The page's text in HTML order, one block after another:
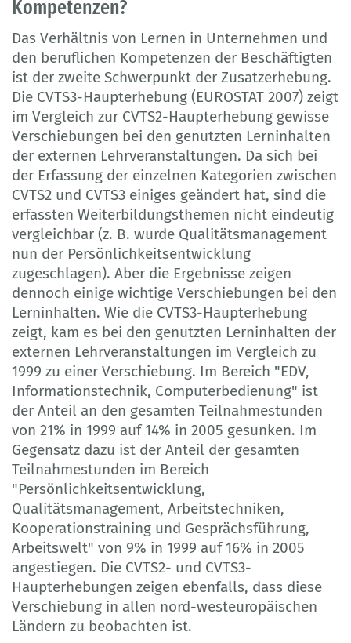
Kompetenzen?
Das Verhältnis von Lernen in Unternehmen und
den beruflichen Kompetenzen der Beschäftigten
ist der zweite Schwerpunkt der Zusatzerhebung.
Die CVTS3-Haupterhebung (EUROSTAT 2007) zeigt
im Vergleich zur CVTS2-Haupterhebung gewisse
Verschiebungen bei den genutzten Lerninhalten
der externen Lehrveranstaltungen. Da sich bei
der Erfassung der einzelnen Kategorien zwischen
CVTS2 und CVTS3 einiges geändert hat, sind die
erfassten Weiterbildungsthemen nicht eindeutig
vergleichbar (z. B. wurde Qualitätsmanagement
nun der Persönlichkeitsentwicklung
zugeschlagen). Aber die Ergebnisse zeigen
dennoch einige wichtige Verschiebungen bei den
Lerninhalten. Wie die CVTS3-Haupterhebung
zeigt, kam es bei den genutzten Lerninhalten der
externen Lehrveranstaltungen im Vergleich zu
1999 zu einer Verschiebung. Im Bereich "EDV,
Informationstechnik, Computerbedienung" ist
der Anteil an den gesamten Teilnahmestunden
von 21% in 1999 auf 14% in 2005 gesunken. Im
Gegensatz dazu ist der Anteil der gesamten
Teilnahmestunden im Bereich
"Persönlichkeitsentwicklung,
Qualitätsmanagement, Arbeitstechniken,
Kooperationstraining und Gesprächsführung,
Arbeitswelt" von 9% in 1999 auf 16% in 2005
angestiegen. Die CVTS2- und CVTS3-
Haupterhebungen zeigen ebenfalls, dass diese
Verschiebung in allen nord-westeuropäischen
Ländern zu beobachten ist.